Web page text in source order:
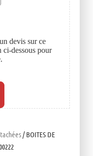
/ BOITES DE
devis sur ce
dessous pour